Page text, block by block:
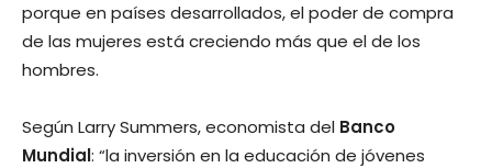
porque en países desarrollados, el poder de compra
de las mujeres está creciendo más que el de los
hombres.
Según Larry Summers, economista del Banco
Mundial: “la inversión en la educación de jóvenes